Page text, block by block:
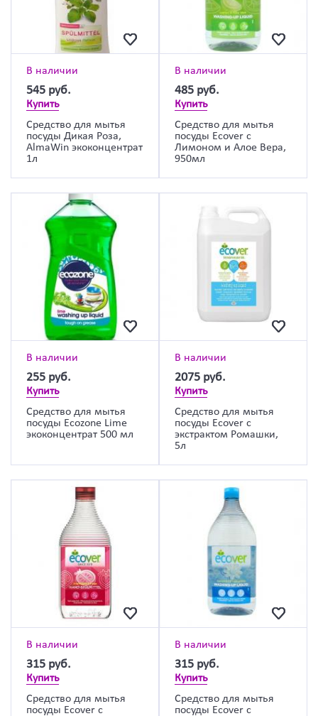
В наличии
545 руб.
Купить
Средство для мытья
посуды Дикая Роза,
AlmaWin экоконцентрат
1л
В наличии
485 руб.
Купить
Средство для мытья
посуды Ecover с
Лимоном и Алое Вера,
950мл
В наличии
255 руб.
Купить
Средство для мытья
посуды Ecozone Lime
экоконцентрат 500 мл
В наличии
2075 руб.
Купить
Средство для мытья
посуды Ecover с
экстрактом Ромашки,
5л
В наличии
315 руб.
Купить
Средство для мытья
посуды Ecover с
В наличии
315 руб.
Купить
Средство для мытья
посуды Ecover с